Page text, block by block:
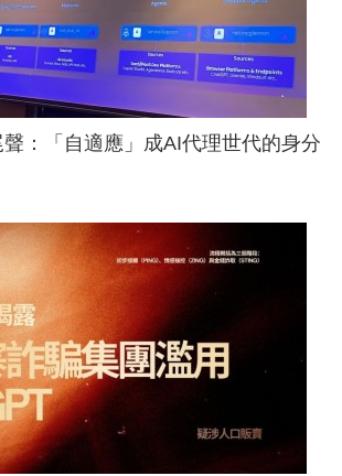
：「自適應」成AI代理世代的身分